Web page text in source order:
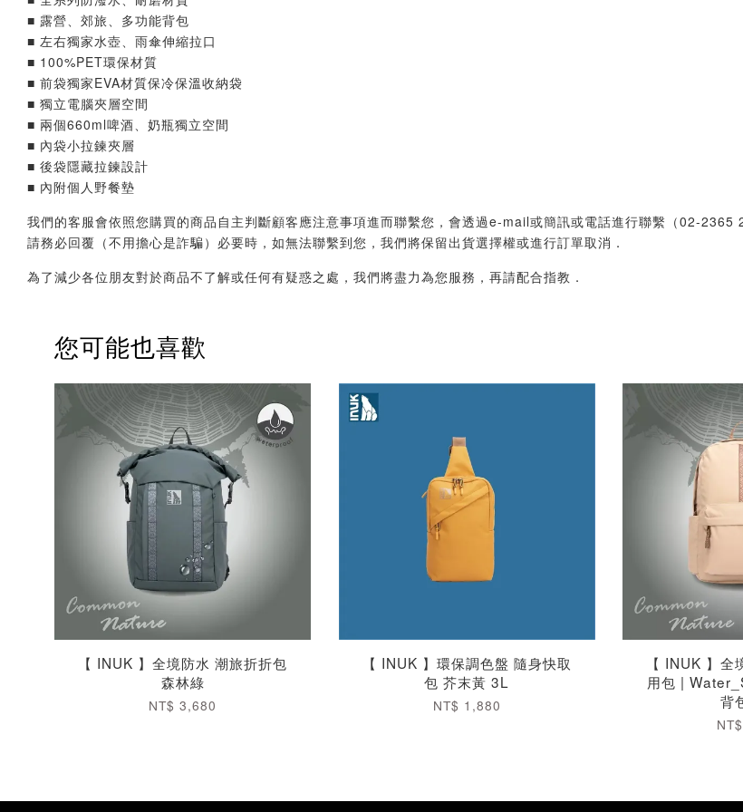
■ 露營、郊旅、多功能背包
■ 左右獨家水壺、雨傘伸縮拉口
■ 100%PET環保材質
■ 前袋獨家EVA材質保冷保溫收納袋
■ 獨立電腦夾層空間
■ 兩個660ml啤酒、奶瓶獨立空間
■ 內袋小拉鍊夾層
■ 後袋隱藏拉鍊設計
■ 內附個人野餐墊
我們的客服會依照您購買的商品自主判斷顧客應注意事項進而聯繫您，會透過e-mail或簡訊或電話進行聯繫（02-
請務必回覆（不用擔心是詐騙）必要時，如無法聯繫到您，我們將保留出貨選擇權或進行訂單取消．
為了減少各位朋友對於商品不了解或任何有疑惑之處，我們將盡力為您服務，再請配合指教．
您可能也喜歡
【 INUK 】全境防水 潮旅折折包
森林綠
NT$ 3,680
【 INUK 】環保調色盤 隨身快取
包 芥末黃 3L
NT$ 1,880
【 INUK 】全
用包 |
背